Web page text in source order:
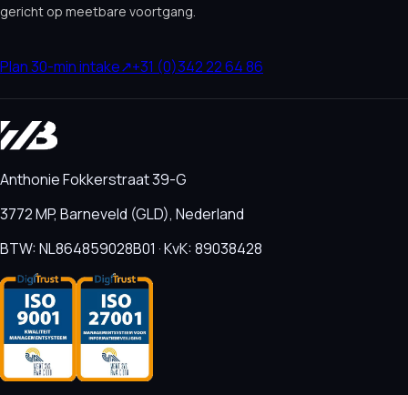
gericht op meetbare voortgang.
Plan 30-min intake↗+31 (0)342 22 64 86
Anthonie Fokkerstraat 39-G
3772 MP, Barneveld (GLD), Nederland
BTW: NL864859028B01 · KvK: 89038428